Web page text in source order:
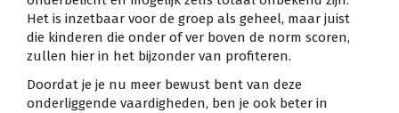
Het is inzetbaar voor de groep als geheel, maar juist
die kinderen die onder of ver boven de norm scoren,
zullen hier in het bijzonder van profiteren.
Doordat je je nu meer bewust bent van deze
onderliggende vaardigheden, ben je ook beter in